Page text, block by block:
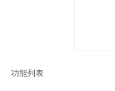
功能列表